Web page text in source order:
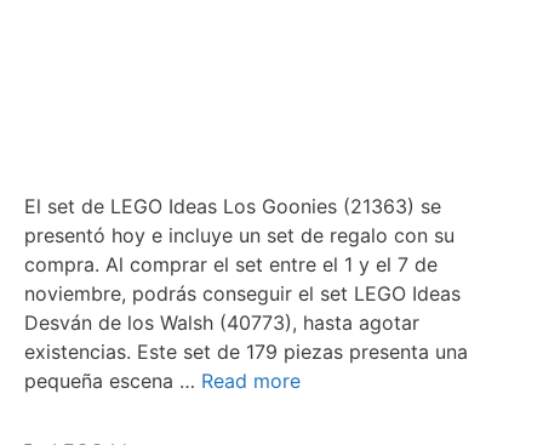
El set de LEGO Ideas Los Goonies (21363) se
presentó hoy e incluye un set de regalo con su
compra. Al comprar el set entre el 1 y el 7 de
noviembre, podrás conseguir el set LEGO Ideas
Desván de los Walsh (40773), hasta agotar
existencias. Este set de 179 piezas presenta una
pequeña escena … Read more